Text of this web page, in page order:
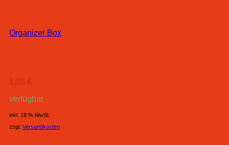
Organizer Box
1,95 €
verfügbar
inkl. 19 % MwSt.
zzgl. Versandkosten